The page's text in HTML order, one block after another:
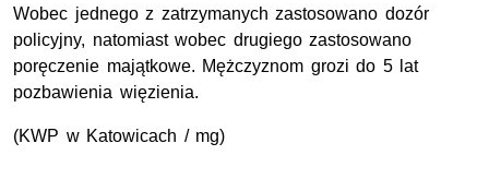
Wobec jednego z zatrzymanych zastosowano dozór
policyjny, natomiast wobec drugiego zastosowano
poręczenie majątkowe. Mężczyznom grozi do 5 lat
pozbawienia więzienia.
(KWP w Katowicach / mg)